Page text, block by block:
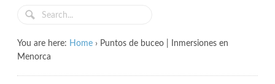
You are here: Home › Puntos de buceo | Inmersiones en
Menorca